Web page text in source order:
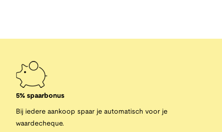
5% spaarbonus
Bij iedere aankoop spaar je automatisch voor je
waardecheque.